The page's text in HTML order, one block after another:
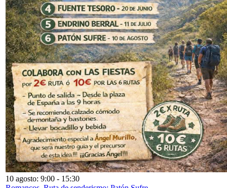
10 agosto: 9:00 - 15:30